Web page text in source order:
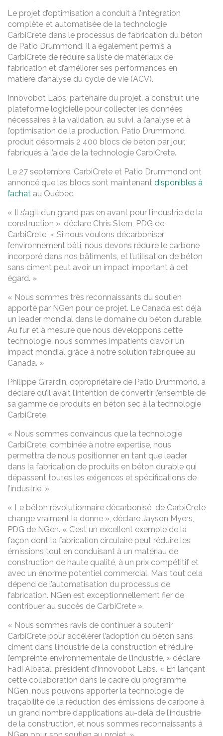
Le projet d’optimisation a conduit à l’intégration
complète et automatisée de la technologie
CarbiCrete dans le processus de fabrication du béton
de Patio Drummond. Il a également permis à
CarbiCrete de réduire sa liste de matériaux de
fabrication et d’améliorer ses performances en
matière d’analyse du cycle de vie (ACV).
Innovobot Labs, partenaire du projet, a construit une
plateforme logicielle pour collecter les données
nécessaires à la validation, au suivi, à l’analyse et à
l’optimisation de la production. Patio Drummond
produit désormais 2 400 blocs de béton par jour,
fabriqués à l’aide de la technologie CarbiCrete.
Le 27 septembre, CarbiCrete et Patio Drummond ont
annoncé que les blocs sont maintenant disponibles à
l’achat au Québec.
« Il s’agit d’un grand pas en avant pour l’industrie de la
construction », déclare Chris Stern, PDG de
CarbiCrete, « Si nous voulons décarboniser
l’environnement bâti, nous devons réduire le carbone
incorporé dans nos bâtiments, et l’utilisation de béton
sans ciment peut avoir un impact important à cet
égard. »
« Nous sommes très reconnaissants du soutien
apporté par NGen pour ce projet. Le Canada est déjà
un leader mondial dans le domaine du béton durable.
Au fur et à mesure que nous développons cette
technologie, nous sommes impatients d’avoir un
impact mondial grâce à notre solution fabriquée au
Canada. »
Philippe Girardin, copropriétaire de Patio Drummond, a
déclaré qu’il avait l’intention de convertir l’ensemble de
sa gamme de produits en béton sec à la technologie
CarbiCrete.
« Nous sommes convaincus que la technologie
CarbiCrete, combinée à notre expertise, nous
permettra de nous positionner en tant que leader
dans la fabrication de produits en béton durable qui
dépassent toutes les exigences et spécifications de
l’industrie. »
« Le béton révolutionnaire décarbonisé de CarbiCrete
change vraiment la donne », déclare Jayson Myers,
PDG de NGen. « C’est un excellent exemple de la
façon dont la fabrication circulaire peut réduire les
émissions tout en conduisant à un matériau de
construction de haute qualité, à un prix compétitif et
avec un énorme potentiel commercial. Mais tout cela
dépend de l’automatisation du processus de
fabrication. NGen est exceptionnellement fier de
contribuer au succès de CarbiCrete ».
« Nous sommes ravis de continuer à soutenir
CarbiCrete pour accélérer l’adoption du béton sans
ciment dans l’industrie de la construction et réduire
l’empreinte environnementale de l’industrie, » déclare
Fadi Albatal, président d’Innovobot Labs. « En lançant
cette collaboration dans le cadre du programme
NGen, nous pouvons apporter la technologie de
traçabilité de la réduction des émissions de carbone à
un grand nombre d’applications au-delà de l’industrie
de la construction, et nous sommes reconnaissants à